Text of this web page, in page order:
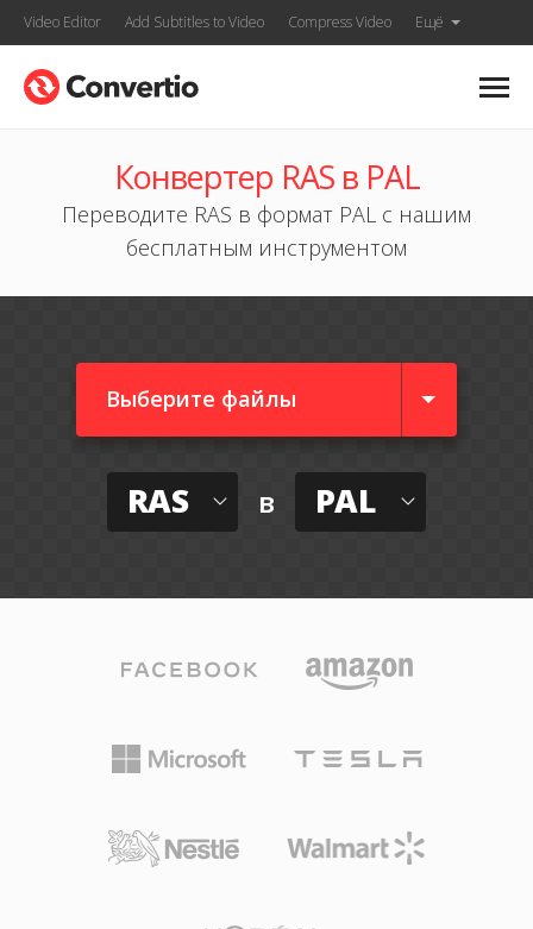
Video Editor Add Subtitles to Video Compress Video Ещё
Конвертер RAS в PAL
Переводите RAS в формат PAL с нашим
бесплатным инструментом
Выберите файлы
RAS в PAL